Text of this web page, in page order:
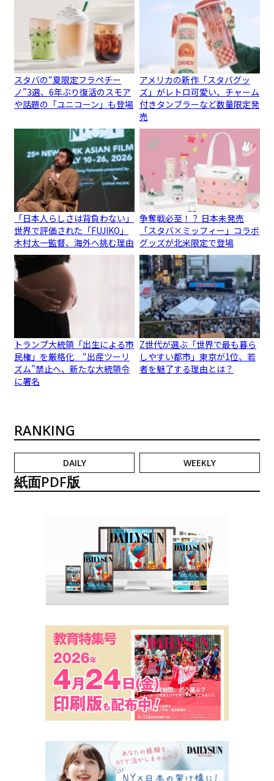
スタバの“夏限定フラペチー
ノ”3選、6年ぶり復活のスモア
や話題の「ユニコーン」も登場
アメリカの新作「スタバグッ
ズ」がレトロ可愛い、チャーム
付きタンブラーなど数量限定発
売
「日本人らしさは背負わない」
世界で評価された「FUJIKO」
木村太一監督、海外へ挑む理由
争奪戦必至！？ 日本未発売
「スタバ×ミッフィー」コラボ
グッズが北米限定で登場
トランプ大統領「出生による市
民権」を厳格化 “出産ツーリ
ズム”禁止へ、新たな大統領令
に署名
Z世代が選ぶ「世界で最も暮ら
しやすい都市」東京が1位、若
者を魅了する理由とは？
RANKING
DAILY WEEKLY
紙面PDF版